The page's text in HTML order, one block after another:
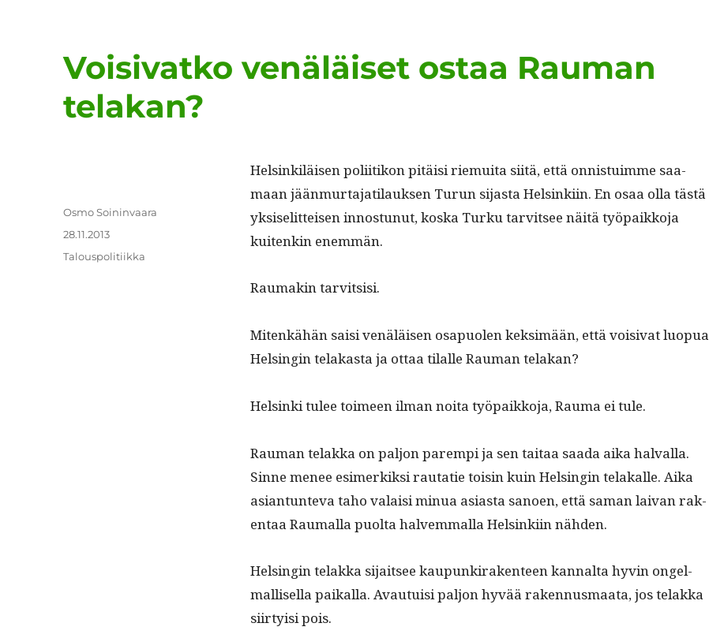
Voisivatko venäläiset ostaa Rauman
telakan?
Helsinkiläisen poli­itikon pitäisi riemui­ta siitä, että onnis­tu­imme saa­
maan jään­mur­ta­jati­lauk­sen Turun sijas­ta Helsinki­in. En osaa olla tästä
yksiselit­teisen innos­tunut, kos­ka Turku tarvit­see näitä työ­paikko­ja
kuitenkin enemmän.
Rau­makin tarvitsisi.
Mitenkähän saisi venäläisen osa­puolen kek­simään, että voisi­vat luop­ua
Helsin­gin telakas­ta ja ottaa tilalle Rau­man telakan?
Helsin­ki tulee toimeen ilman noi­ta työ­paikko­ja, Rau­ma ei tule.
Rau­man telak­ka on paljon parem­pi ja sen taitaa saa­da aika hal­val­la.
Sinne menee esimerkik­si rautatie toisin kuin Helsin­gin telakalle. Aika
asiantun­te­va taho valaisi min­ua asi­as­ta sanoen, että saman laivan rak­
en­taa Rau­mal­la puol­ta halvem­mal­la Helsinki­in nähden.
Helsin­gin telak­ka sijait­see kaupunki­rak­en­teen kannal­ta hyvin ongel­
mallisel­la paikalla. Avau­tu­isi paljon hyvää raken­nus­maa­ta, jos telak­ka
siir­ty­isi pois.
Kirjoittaja
Osmo Soininvaara
Julkaistu
28.11.2013
Kategoriat
Talouspolitiikka